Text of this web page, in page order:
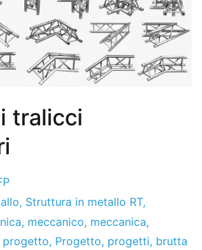
tralicci
, Struttura in metallo RT,
, meccanico, meccanica,
progetto, Progetto, progetti, brutta